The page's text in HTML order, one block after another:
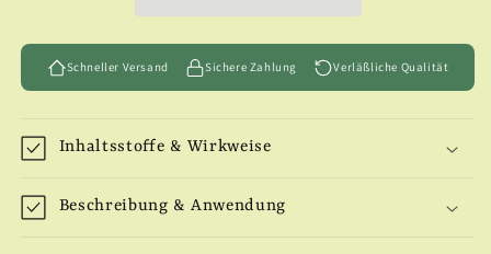
Schneller Versand Sichere Zahlung Verläßliche Qualität
Inhaltsstoffe & Wirkweise
Beschreibung & Anwendung